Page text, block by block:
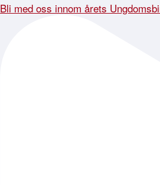
Bli med oss innom årets